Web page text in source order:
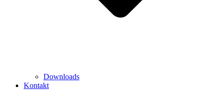
Downloads
Kontakt